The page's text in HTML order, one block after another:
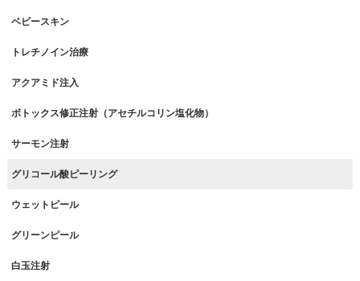
ベビースキン
トレチノイン治療
アクアミド注入
ボトックス修正注射（アセチルコリン塩化物）
サーモン注射
グリコール酸ピーリング
ウェットピール
グリーンピール
白玉注射